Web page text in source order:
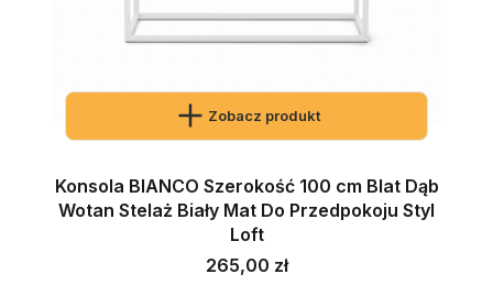
Zobacz produkt
Konsola BIANCO Szerokość 100 cm Blat Dąb
Wotan Stelaż Biały Mat Do Przedpokoju Styl
Loft
Cena
265,00 zł